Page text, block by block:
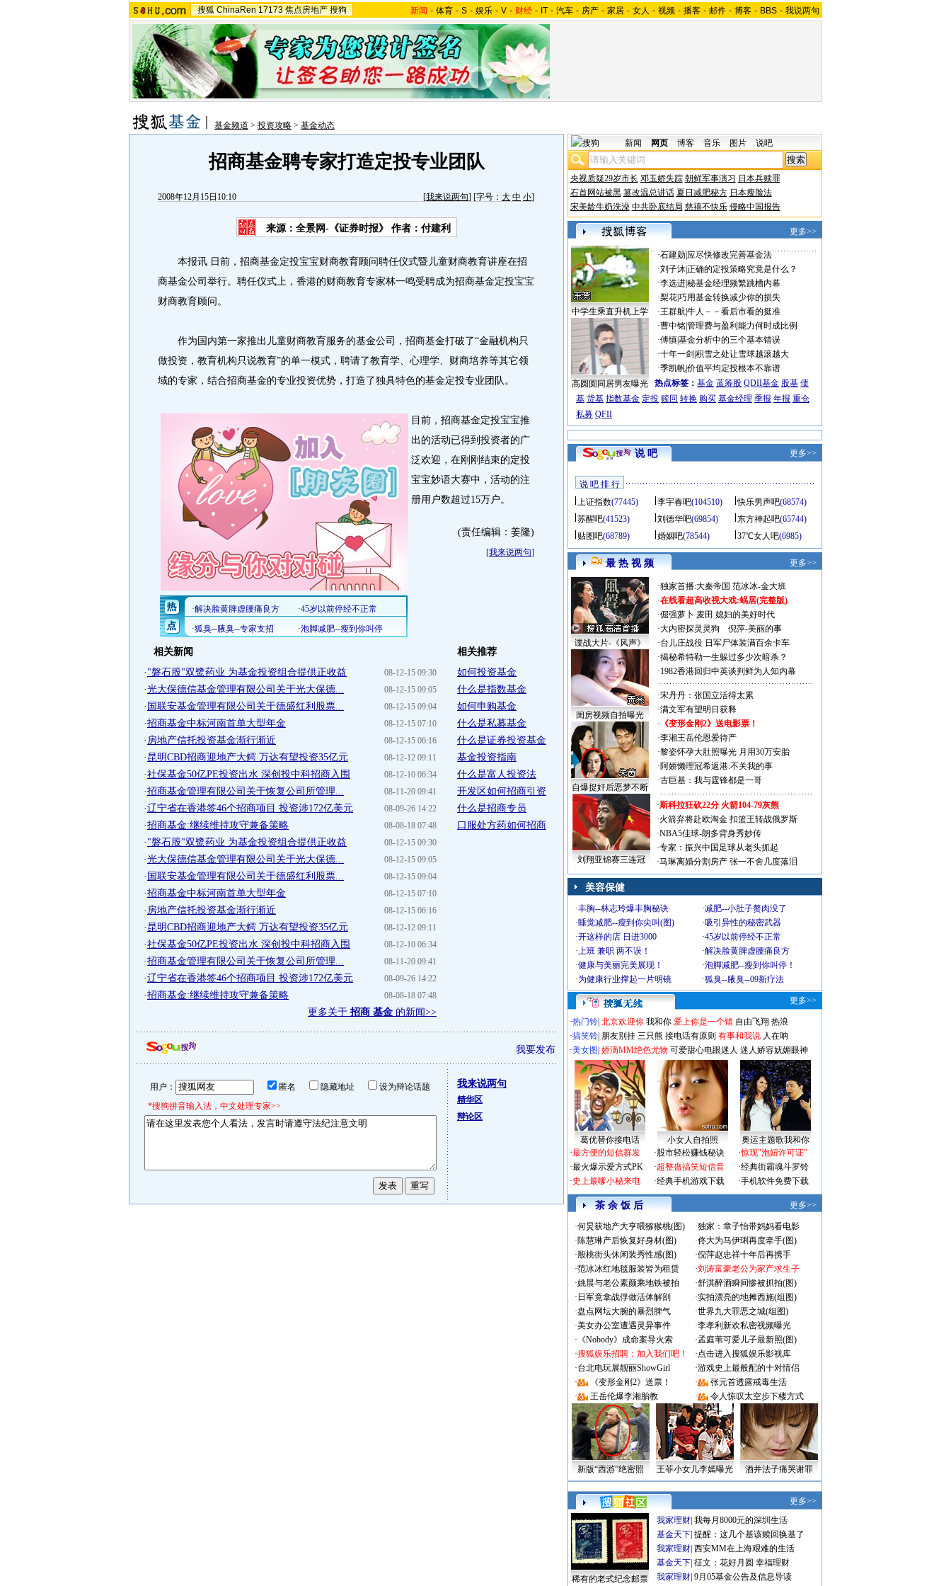
搜狐 ChinaRen 17173 焦点房地产 搜狗 新闻 - 体育 - S - 娱乐 - V - 财经 - IT - 汽车 - 房产 - 家居 - 女人 - 视频 - 播客 - 邮件 - 博客 - BBS - 我说两句
基金频道 > 投资攻略 > 基金动态
招商基金聘专家打造定投专业团队
2008年12月15日10:10 [我来说两句] [字号： 大 中 小]
来源：全景网-《证券时报》 作者：付建利
本报讯 日前，招商基金定投宝宝财商教育顾问聘任仪式暨儿童财商教育讲座在招
商基金公司举行。聘任仪式上，香港的财商教育专家林一鸣受聘成为招商基金定投宝宝
财商教育顾问。
作为国内第一家推出儿童财商教育服务的基金公司，招商基金打破了“金融机构只
做投资，教育机构只说教育”的单一模式，聘请了教育学、心理学、财商培养等其它领
域的专家，结合招商基金的专业投资优势，打造了独具特色的基金定投专业团队。
目前，招商基金定投宝宝推
出的活动已得到投资者的广
泛欢迎，在刚刚结束的定投
宝宝妙语大赛中，活动的注
册用户数超过15万户。
(责任编辑：姜隆)
[我来说两句]
相关新闻
08-12-15 09:30
· "磐石股"双鹭药业 为基金投资组合提供正收益
08-12-15 09:05
·光大保德信基金管理有限公司关于光大保德...
08-12-15 09:04
· 国联安基金管理有限公司关于德盛红利股票...
08-12-15 07:10
·招商基金中标河南首单大型年金
08-12-15 06:16
· 房地产信托投资基金渐行渐近
08-12-12 09:11
· 昆明CBD招商迎地产大鳄 万达有望投资35亿元
08-12-10 06:34
·社保基金50亿PE投资出水 深创投中科招商入围
08-11-20 09:41
·招商基金管理有限公司关于恢复公司所管理...
08-09-26 14:22
·辽宁省在香港签46个招商项目 投资涉172亿美元
08-08-18 07:48
·招商基金:继续维持攻守兼备策略
08-12-15 09:30
· "磐石股"双鹭药业 为基金投资组合提供正收益
08-12-15 09:05
·光大保德信基金管理有限公司关于光大保德...
08-12-15 09:04
· 国联安基金管理有限公司关于德盛红利股票...
08-12-15 07:10
·招商基金中标河南首单大型年金
08-12-15 06:16
· 房地产信托投资基金渐行渐近
08-12-12 09:11
· 昆明CBD招商迎地产大鳄 万达有望投资35亿元
08-12-10 06:34
·社保基金50亿PE投资出水 深创投中科招商入围
08-11-20 09:41
·招商基金管理有限公司关于恢复公司所管理...
08-09-26 14:22
·辽宁省在香港签46个招商项目 投资涉172亿美元
08-08-18 07:48
·招商基金:继续维持攻守兼备策略
更多关于 招商 基金 的新闻>>
相关推荐
如何投资基金
什么是指数基金
如何申购基金
什么是私募基金
什么是证券投资基金
基金投资指南
什么是富人投资法
开发区如何招商引资
什么是招商专员
口服处方药如何招商
我要发布
用户： 匿名 隐藏地址
设为辩论话题
*搜狗拼音输入法，中文处理专家>>
我来说两句
精华区
辩论区
新闻 网页 博客 音乐 图片 说吧
央视质疑29岁市长 邓玉娇失踪 朝鲜军事演习 日本兵赎罪
石首网站被黑 篡改温总讲话 夏日减肥秘方 日本瘦脸法
宋美龄牛奶洗澡 中共卧底结局 慈禧不快乐 侵略中国报告
更多>>
中学生乘直升机上学
高圆圆同居男友曝光
·石建勋 应尽快修改完善基金法
·刘子沐|正确的定投策略究竟是什么？
·李选进|秘基金经理频繁跳槽内幕
·梨花|巧用基金转换减少你的损失
·王群航|牛人－－看后市看的挺准
·曹中铭 管理费与盈利能力何时成比例
·傅慎|基金分析中的三个基本错误
·十年一剑 积雪之处让雪球越滚越大
·季凯帆|价值平均定投根本不靠谱
热点标签： 基金 蓝筹股 QDII基金 股基 债
基 货基 指数基金 定投 赎回 转换 购买 基金经理 季报 年报 重仓
私募 QFII
说 吧 更多>>
说 吧 排 行
上证指数(77445) 李宇春吧(104510) 快乐男声吧(68574)
苏醒吧(41523) 刘德华吧(69854) 东方神起吧(65744)
贴图吧(68789) 婚姻吧(78544) 37℃女人吧(6985)
最 热 视 频 更多>>
谍战大片-《风声》
闺房视频自拍曝光
自爆捉奸后恶梦不断
·独家首播:大秦帝国 范冰冰-金大班
·在线看超高收视大戏:蜗居(完整版)
·倔强萝卜 麦田 媳妇的美好时代
·大内密探灵灵狗
倪萍-美丽的事
·台儿庄战役 日军尸体装满百余卡车
·揭秘希特勒一生躲过多少次暗杀？
·1982香港回归中英谈判鲜为人知内幕
·宋丹丹：张国立活得太累
·满文军有望明日获释
· 《变形金刚2》送电影票！
·李湘王岳伦恩爱待产
·黎姿怀孕大肚照曝光 月用30万安胎
·阿娇懒理冠希返港:不关我的事
·古巨基：我与霆锋都是一哥
刘翔亚锦赛三连冠
·斯科拉狂砍22分 火箭104-79灰熊
·火箭弃将赴欧淘金 扣篮王转战俄罗斯
·NBA5佳球-朗多背身秀妙传
·专家：振兴中国足球从老头抓起
·马琳离婚分割房产 张一不舍几度落泪
美容保健
·丰胸--林志玲爆丰胸秘诀 ·减肥--小肚子赘肉没了
·睡觉减肥--瘦到你尖叫(图) ·吸引异性的秘密武器
·开这样的店 日进3000 ·45岁以前停经不正常
·上班 兼职 两不误！ ·解决脸黄脾虚腰痛良方
·健康与美丽完美展现！ ·泡脚减肥--瘦到你叫停！
·为健康行业撑起一片明镜 ·狐臭--腋臭--09新疗法
更多>>
·热门铃 北京欢迎你 我和你 爱上你是一个错 自由飞翔 热浪
·搞笑铃 朋友别挂 三只熊 接电话有原则 有事和我说 人在呐
·美女图 娇滴MM绝色尤物 可爱甜心电眼迷人 迷人娇容妩媚眼神
葛优替你接电话 小女人自拍照
奥运主题歌我和你
·最方便的短信群发
·最火爆示爱方式PK
·史上最嗲小秘来电
·股市轻松赚钱秘诀
·超整蛊搞笑短信音
·经典手机游戏下载
·惊现"泡妞许可证"
·经典街霸魂斗罗铃
·手机软件免费下载
茶 余 饭 后 更多>>
·何炅获地产大亨喂猕猴桃(图) ·独家：章子怡带妈妈看电影
·陈慧琳产后恢复好身材(图) ·佟大为马伊琍再度牵手(图)
·殷桃街头休闲装秀性感(图) ·倪萍赵忠祥十年后再携手
·范冰冰红地毯服装皆为租赁 ·刘涛富豪老公为家产求生子
·姚晨与老公素颜乘地铁被拍 ·舒淇醉酒瞬间惨被抓拍(图)
· 日军竟拿战俘做活体解剖 ·实拍漂亮的地摊西施(组图)
·盘点网坛大腕的暴烈脾气 ·世界九大罪恶之城(组图)
·美女办公室遭遇灵异事件 ·李孝利新欢私密视频曝光
· 《Nobody》成命案导火索 ·孟庭苇可爱儿子最新照(图)
·搜狐娱乐招聘：加入我们吧！ ·点击进入搜狐娱乐影视库
·台北电玩展靓丽ShowGirl ·游戏史上最般配的十对情侣
·
《变形金刚2》送票！ ·
张元首透露戒毒生活
·
王岳伦爆李湘胎教 · 令人惊叹太空步下楼方式
新版“西游”绝密照 王菲小女儿李嫣曝光 酒井法子痛哭谢罪
更多>>
稀有的老式纪念邮票
我家理财 我每月8000元的深圳生活
基金天下 提醒：这几个基该赎回换基了
我家理财 西安MM在上海艰难的生活
基金天下 征文：花好月圆 幸福理财
我家理财 9月05基金公告及信息导读